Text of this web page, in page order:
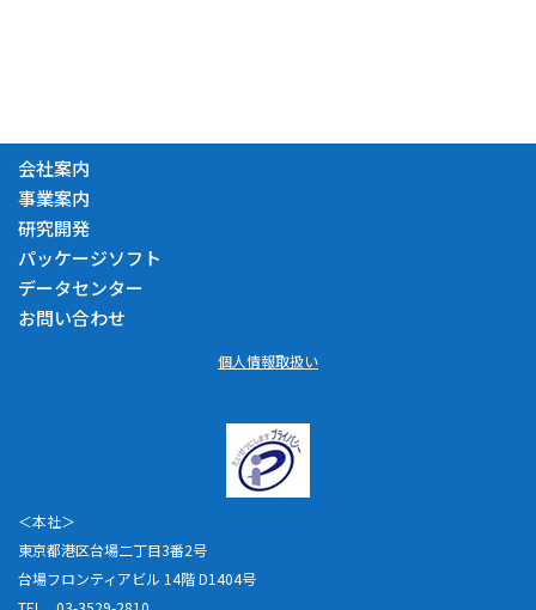
会社案内
事業案内
研究開発
パッケージソフト
データセンター
お問い合わせ
個人情報取扱い
＜本社＞
東京都港区台場二丁目3番2号
台場フロンティアビル 14階 D1404号